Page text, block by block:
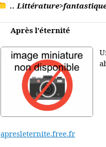
..
Après l'éternité
apresleternite.free.fr